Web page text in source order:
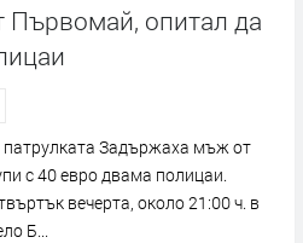
опитал да
патрулката Задържаха мъж от
с 40 евро двама полицаи.
вечерта, около 21:00 ч. в
Б...